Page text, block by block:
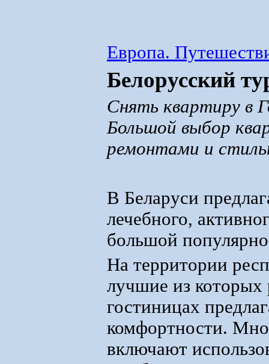
Европа.
Белорусский
Снять квартиру в
Большой выбор
ремонтами и
В Беларуси
лечебного,
большой
На территории
лучшие из которых
гостиницах
комфортности.
включают